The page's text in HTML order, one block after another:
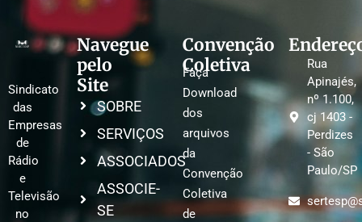
Sindicato
das
Empresas
de
Rádio
e
Televisão
no
Navegue
pelo
Site
SOBRE
SERVIÇOS
ASSOCIADOS
ASSOCIE-
SE
Convenção
Coletiva
Faça
Download
dos
arquivos
da
Convenção
Coletiva
de
Rua
Apinajés,
nº 1.100,
cj 1403 -
Perdizes
- São
Paulo/SP